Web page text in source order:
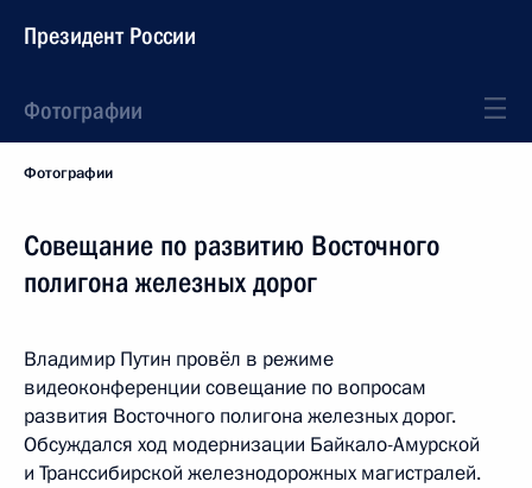
Президент России
Фотографии
Фотографии
Совещание по развитию Восточного
полигона железных дорог
Владимир Путин провёл в режиме
видеоконференции совещание по вопросам
развития Восточного полигона железных дорог.
Обсуждался ход модернизации Байкало-Амурской
и Транссибирской железнодорожных магистралей.